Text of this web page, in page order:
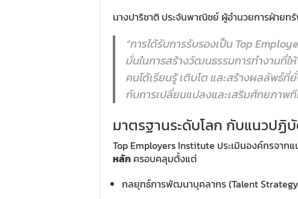
นางปาริชาติ ประจันพาณิชย์ ผู้อำนวยการฝ่ายท
“การได้รับการรับรองเป็น Top
มั่นในการสร้างวัฒนธรรมการทำงานที่
คนได้เรียนรู้ เติบโต และสร้างผลลัพธ์
กับการเปลี่ยนแปลงและเสริมศักยภาพ
มาตรฐานระดับโลก กับแนวปฏิ
Top Employers Institute ประเมินองค์กรจา
หลัก ครอบคลุมตั้งแต่
กลยุทธ์การพัฒนาบุคลากร (Talent